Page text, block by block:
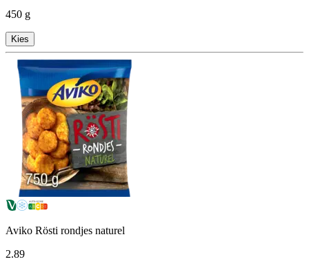
450 g
Kies
Aviko Rösti rondjes naturel
2.89